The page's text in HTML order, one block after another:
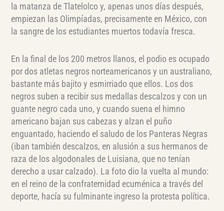
la matanza de Tlatelolco y, apenas unos días después,
empiezan las Olimpíadas, precisamente en México, con
la sangre de los estudiantes muertos todavía fresca.
En la final de los 200 metros llanos, el podio es ocupado
por dos atletas negros norteamericanos y un australiano,
bastante más bajito y esmirriado que ellos. Los dos
negros suben a recibir sus medallas descalzos y con un
guante negro cada uno, y cuando suena el himno
americano bajan sus cabezas y alzan el puño
enguantado, haciendo el saludo de los Panteras Negras
(iban también descalzos, en alusión a sus hermanos de
raza de los algodonales de Luisiana, que no tenían
derecho a usar calzado). La foto dio la vuelta al mundo:
en el reino de la confraternidad ecuménica a través del
deporte, hacía su fulminante ingreso la protesta política.